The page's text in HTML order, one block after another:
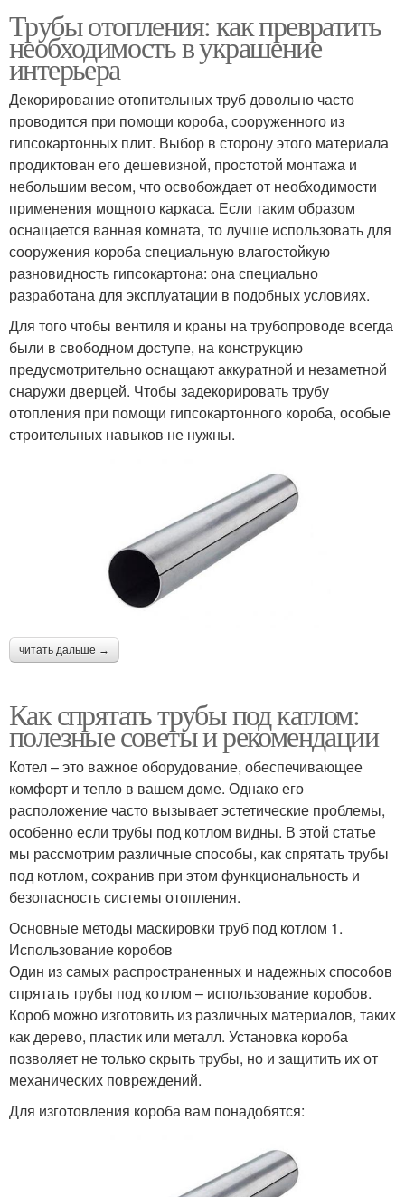
Трубы отопления: как превратить
необходимость в украшение
интерьера
Декорирование отопительных труб довольно часто
проводится при помощи короба, сооруженного из
гипсокартонных плит. Выбор в сторону этого материала
продиктован его дешевизной, простотой монтажа и
небольшим весом, что освобождает от необходимости
применения мощного каркаса. Если таким образом
оснащается ванная комната, то лучше использовать для
сооружения короба специальную влагостойкую
разновидность гипсокартона: она специально
разработана для эксплуатации в подобных условиях.
Для того чтобы вентиля и краны на трубопроводе всегда
были в свободном доступе, на конструкцию
предусмотрительно оснащают аккуратной и незаметной
снаружи дверцей. Чтобы задекорировать трубу
отопления при помощи гипсокартонного короба, особые
строительных навыков не нужны.
читать дальше →
Как спрятать трубы под катлом:
полезные советы и рекомендации
Котел – это важное оборудование, обеспечивающее
комфорт и тепло в вашем доме. Однако его
расположение часто вызывает эстетические проблемы,
особенно если трубы под котлом видны. В этой статье
мы рассмотрим различные способы, как спрятать трубы
под котлом, сохранив при этом функциональность и
безопасность системы отопления.
Основные методы маскировки труб под котлом 1.
Использование коробов
Один из самых распространенных и надежных способов
спрятать трубы под котлом – использование коробов.
Короб можно изготовить из различных материалов, таких
как дерево, пластик или металл. Установка короба
позволяет не только скрыть трубы, но и защитить их от
механических повреждений.
Для изготовления короба вам понадобятся: